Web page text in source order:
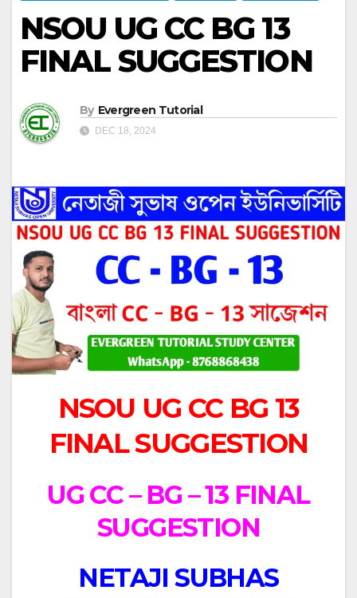
NSOU UG CC BG 13
FINAL SUGGESTION
By Evergreen Tutorial
DEC 18, 2024
NSOU UG CC BG 13
FINAL SUGGESTION
UG CC – BG – 13 FINAL
SUGGESTION
NETAJI SUBHAS